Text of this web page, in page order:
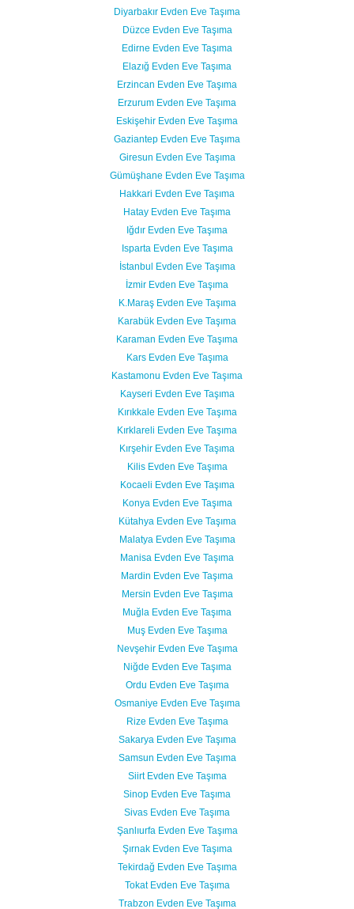
Diyarbakır Evden Eve Taşıma
Düzce Evden Eve Taşıma
Edirne Evden Eve Taşıma
Elazığ Evden Eve Taşıma
Erzincan Evden Eve Taşıma
Erzurum Evden Eve Taşıma
Eskişehir Evden Eve Taşıma
Gaziantep Evden Eve Taşıma
Giresun Evden Eve Taşıma
Gümüşhane Evden Eve Taşıma
Hakkari Evden Eve Taşıma
Hatay Evden Eve Taşıma
Iğdır Evden Eve Taşıma
Isparta Evden Eve Taşıma
İstanbul Evden Eve Taşıma
İzmir Evden Eve Taşıma
K.Maraş Evden Eve Taşıma
Karabük Evden Eve Taşıma
Karaman Evden Eve Taşıma
Kars Evden Eve Taşıma
Kastamonu Evden Eve Taşıma
Kayseri Evden Eve Taşıma
Kırıkkale Evden Eve Taşıma
Kırklareli Evden Eve Taşıma
Kırşehir Evden Eve Taşıma
Kilis Evden Eve Taşıma
Kocaeli Evden Eve Taşıma
Konya Evden Eve Taşıma
Kütahya Evden Eve Taşıma
Malatya Evden Eve Taşıma
Manisa Evden Eve Taşıma
Mardin Evden Eve Taşıma
Mersin Evden Eve Taşıma
Muğla Evden Eve Taşıma
Muş Evden Eve Taşıma
Nevşehir Evden Eve Taşıma
Niğde Evden Eve Taşıma
Ordu Evden Eve Taşıma
Osmaniye Evden Eve Taşıma
Rize Evden Eve Taşıma
Sakarya Evden Eve Taşıma
Samsun Evden Eve Taşıma
Siirt Evden Eve Taşıma
Sinop Evden Eve Taşıma
Sivas Evden Eve Taşıma
Şanlıurfa Evden Eve Taşıma
Şırnak Evden Eve Taşıma
Tekirdağ Evden Eve Taşıma
Tokat Evden Eve Taşıma
Trabzon Evden Eve Taşıma